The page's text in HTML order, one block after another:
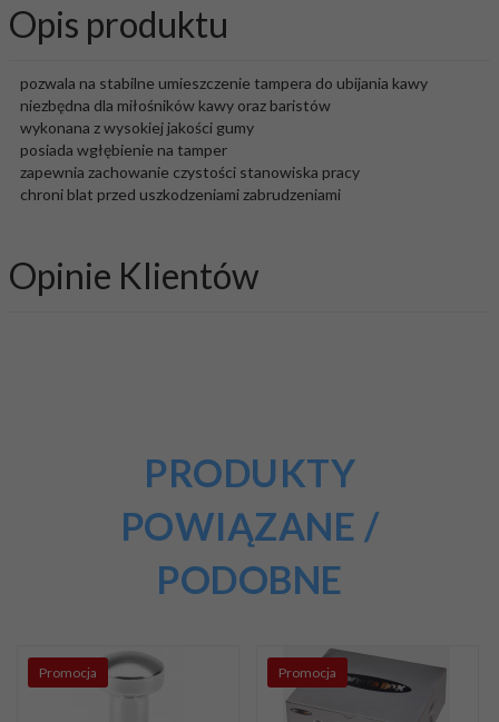
Opis produktu
pozwala na stabilne umieszczenie tampera do ubijania kawy
niezbędna dla miłośników kawy oraz baristów
wykonana z wysokiej jakości gumy
posiada wgłębienie na tamper
zapewnia zachowanie czystości stanowiska pracy
chroni blat przed uszkodzeniami zabrudzeniami
Opinie Klientów
PRODUKTY
POWIĄZANE /
PODOBNE
Promocja Promocja